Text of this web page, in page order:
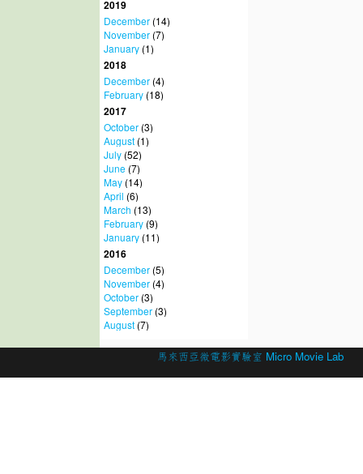
2019
December(14)
November(7)
January(1)
2018
December(4)
February(18)
2017
October(3)
August(1)
July(52)
June(7)
May(14)
April (6)
March (13)
February(9)
January(11)
2016
December(5)
November(4)
October(3)
September(3)
August(7)
馬來西亞微電影實驗室 Micro Movie Lab